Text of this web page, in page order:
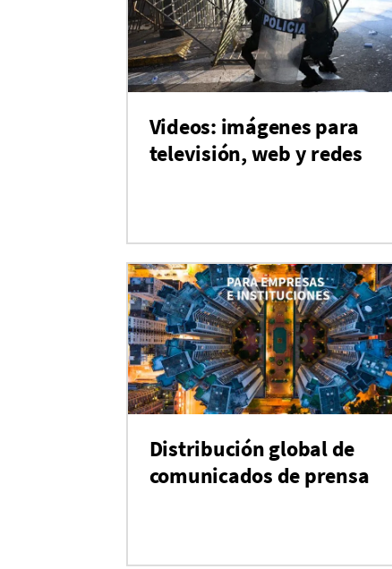
Videos: imágenes para
televisión, web y redes
Distribución global de
comunicados de prensa